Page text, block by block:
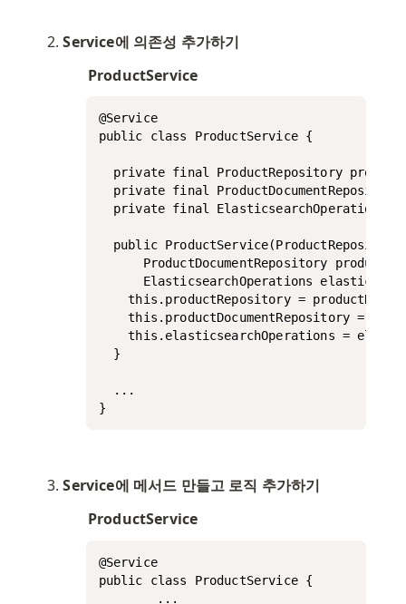
Service에 의존성 추가하기
ProductService
@Service
public class ProductService {
private final ProductRepository
private final
private final ElasticsearchOperations
public
ProductDocumentRepository
ElasticsearchOperations
this.productRepository =
this.productDocumentRepository =
this.elasticsearchOperations =
  }
  ...
}
Service에 메서드 만들고 로직 추가하기
ProductService
@Service
public class ProductService {